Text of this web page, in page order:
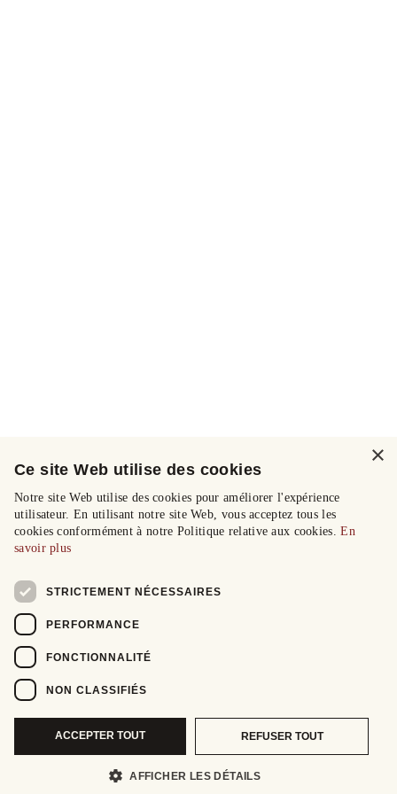
×
Ce site Web utilise des cookies
Notre site Web utilise des cookies pour améliorer l'expérience
utilisateur. En utilisant notre site Web, vous acceptez tous les
cookies conformément à notre Politique relative aux cookies.En
savoir plus
STRICTEMENT NÉCESSAIRES
PERFORMANCE
FONCTIONNALITÉ
NON CLASSIFIÉS
ACCEPTER TOUT REFUSER TOUT
AFFICHER LES DÉTAILS